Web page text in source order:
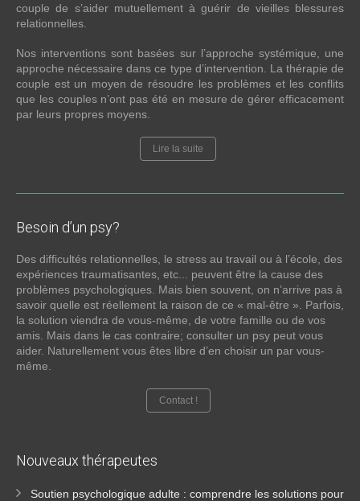
couple de s’aider mutuellement à guérir de vieilles blessures
relationnelles.
Nos interventions sont basées sur l’approche systémique, une
approche nécessaire dans ce type d’intervention. La thérapie de
couple est un moyen de résoudre les problèmes et les conflits
que les couples n’ont pas été en mesure de gérer efficacement
par leurs propres moyens.
Lire la suite
Besoin d’un psy?
Des difficultés relationnelles, le stress au travail ou à l’école, des
expériences traumatisantes, etc... peuvent être la cause des
problèmes psychologiques. Mais bien souvent, on n’arrive pas à
savoir quelle est réellement la raison de ce « mal-être ». Parfois,
la solution viendra de vous-même, de votre famille ou de vos
amis. Mais dans le cas contraire; consulter un psy peut vous
aider. Naturellement vous êtes libre d’en choisir un par vous-
même.
Contact !
Nouveaux thérapeutes
Soutien psychologique adulte : comprendre les solutions pour